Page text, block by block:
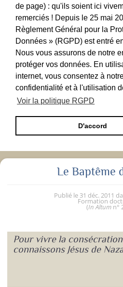
de page) : qu'ils soient ici
remerciés ! Depuis le 25 mai
Règlement Général pour la
Données » (RGPD) est entré
Nous vous assurons de notre
protéger vos données. En
internet, vous consentez à
confidentialité et à l'utilisation
Voir la politique RGPD
D'accord
Le Baptême
Publié le 31 déc. 2011
Formation
(In Altum n°
Pour vivre la
connaissons Jésus